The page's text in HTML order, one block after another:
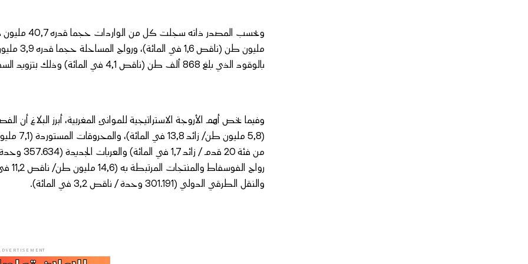
بالوقود الذي بلغ 868 ألف طن (ناقص 4,1 في المائة) وذلك بتزويد السفن العابرة عبر مضيق جبل طارق.
والنقل الطرقي الدولي (301.191 وحدة / ناقص 3,2 في المائة).